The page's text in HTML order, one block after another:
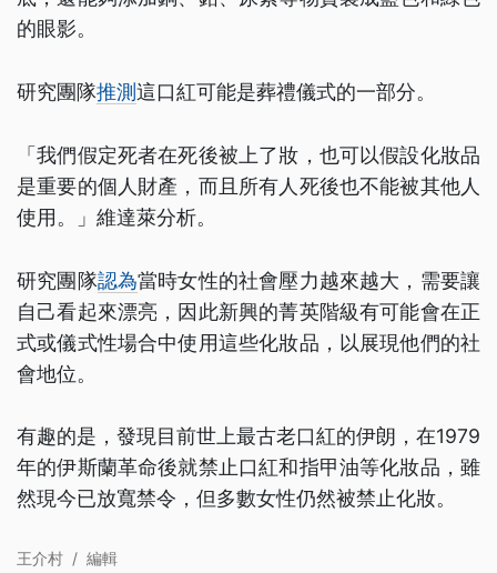
的眼影。
研究團隊推測這口紅可能是葬禮儀式的一部分。
「我們假定死者在死後被上了妝，也可以假設化妝品
是重要的個人財產，而且所有人死後也不能被其他人
使用。」維達萊分析。
研究團隊認為當時女性的社會壓力越來越大，需要讓
自己看起來漂亮，因此新興的菁英階級有可能會在正
式或儀式性場合中使用這些化妝品，以展現他們的社
會地位。
有趣的是，發現目前世上最古老口紅的伊朗，在1979
年的伊斯蘭革命後就禁止口紅和指甲油等化妝品，雖
然現今已放寬禁令，但多數女性仍然被禁止化妝。
王介村 / 編輯